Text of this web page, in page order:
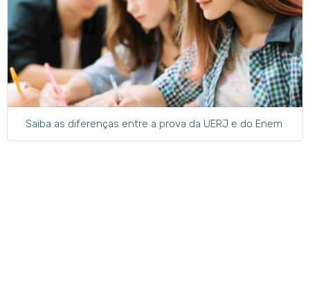
Saiba as diferenças entre a prova da UERJ e do Enem